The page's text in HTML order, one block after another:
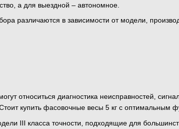
а для выездной – автономное.
различаются в зависимости от модели,
относиться диагностика неисправностей,
купить фасовочные весы 5 кг с оптимальным
III класса точности, подходящие для